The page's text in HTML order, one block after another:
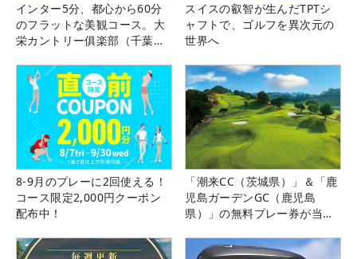
インター5分、都心から60分
のフラットな美観コース。大
栄カントリー俱楽部（千葉
スイスの叡智が生んだTPTシ
ャフトで、ゴルフを異次元の
世界へ
8-9月のプレーに2回使える！
コース限定2,000円クーポン
配布中！
「潮来CC（茨城県）」＆「鹿
児島ガーデンGC（鹿児島
県）」の無料プレー券が当た